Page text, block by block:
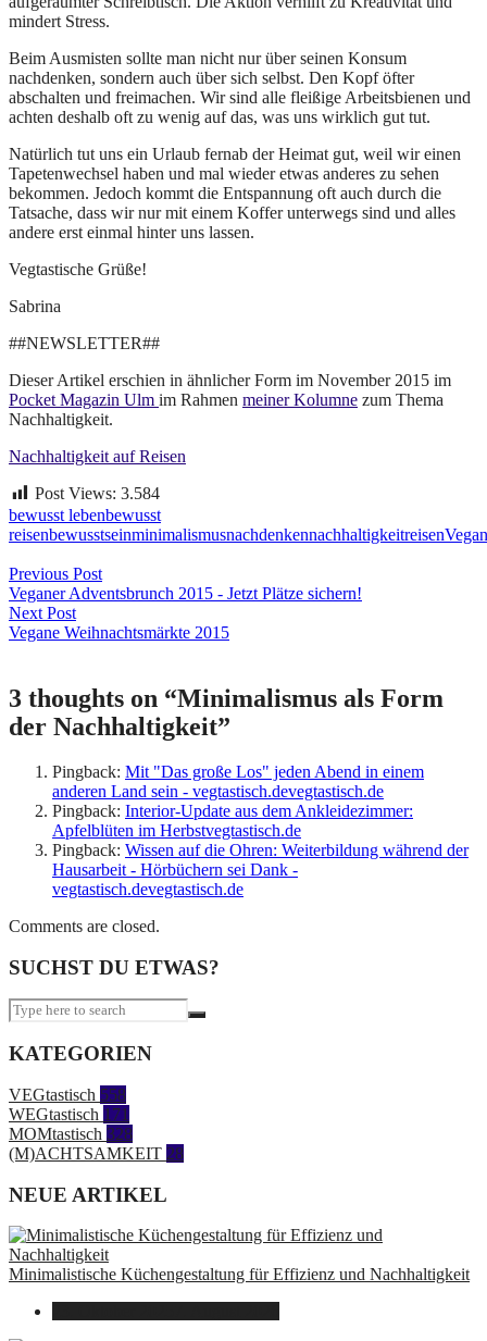
mindert Stress.
Beim Ausmisten sollte man nicht nur über seinen Konsum
nachdenken, sondern auch über sich selbst. Den Kopf öfter
abschalten und freimachen. Wir sind alle fleißige Arbeitsbienen und
achten deshalb oft zu wenig auf das, was uns wirklich gut tut.
Natürlich tut uns ein Urlaub fernab der Heimat gut, weil wir einen
Tapetenwechsel haben und mal wieder etwas anderes zu sehen
bekommen. Jedoch kommt die Entspannung oft auch durch die
Tatsache, dass wir nur mit einem Koffer unterwegs sind und alles
andere erst einmal hinter uns lassen.
Vegtastische Grüße!
Sabrina
##NEWSLETTER##
Dieser Artikel erschien in ähnlicher Form im November 2015 im
Pocket Magazin Ulm im Rahmen meiner Kolumne zum Thema
Nachhaltigkeit.
Nachhaltigkeit auf Reisen
Post Views: 3.584
bewusst lebenbewusst
reisenbewusstseinminimalismusnachdenkennachhaltigkeitreisenVegan
Previous Post
Veganer Adventsbrunch 2015 - Jetzt Plätze sichern!
Next Post
Vegane Weihnachtsmärkte 2015
3 thoughts on “Minimalismus als Form
der Nachhaltigkeit”
Pingback: Mit "Das große Los" jeden Abend in einem
anderen Land sein - vegtastisch.devegtastisch.de
Pingback: Interior-Update aus dem Ankleidezimmer:
Apfelblüten im Herbstvegtastisch.de
Pingback: Wissen auf die Ohren: Weiterbildung während der
Hausarbeit - Hörbüchern sei Dank -
vegtastisch.devegtastisch.de
Comments are closed.
SUCHST DU ETWAS?
KATEGORIEN
VEGtastisch 558
WEGtastisch 171
MOMtastisch 328
(M)ACHTSAMKEIT 28
NEUE ARTIKEL
Minimalistische Küchengestaltung für Effizienz und Nachhaltigkeit